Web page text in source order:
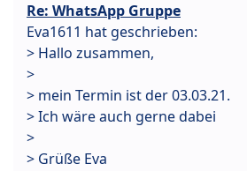
Re: WhatsApp Gruppe
Eva1611 hat geschrieben:
> Hallo zusammen,
>
> mein Termin ist der 03.03.21.
> Ich wäre auch gerne dabei
>
> Grüße Eva